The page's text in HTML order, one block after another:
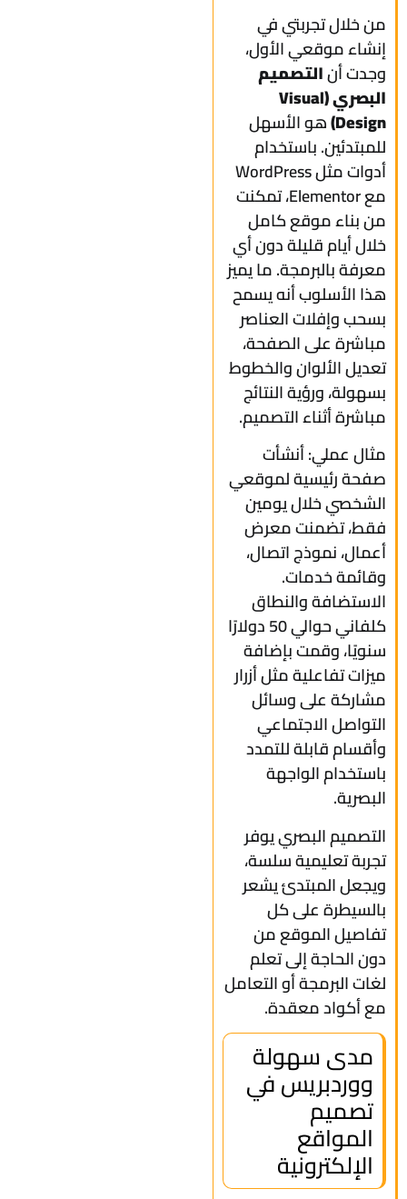
من خلال تجربتي في
إنشاء موقعي الأول،
وجدت أنالتصميم
البصري (Visual
Design) هو الأسهل
للمبتدئين. باستخدام
أدوات مثل WordPress
مع Elementor، تمكنت
من بناء موقع كامل
خلال أيام قليلة دون أي
معرفة بالبرمجة. ما يميز
هذا الأسلوب أنه يسمح
بسحب وإفلات العناصر
مباشرة على الصفحة،
تعديل الألوان والخطوط
بسهولة، ورؤية النتائج
مباشرة أثناء التصميم.
مثال عملي: أنشأت
صفحة رئيسية لموقعي
الشخصي خلال يومين
فقط، تضمنت معرض
أعمال، نموذج اتصال،
وقائمة خدمات.
الاستضافة والنطاق
كلفاني حوالي 50 دولارًا
سنويًا، وقمت بإضافة
ميزات تفاعلية مثل أزرار
مشاركة على وسائل
التواصل الاجتماعي
وأقسام قابلة للتمدد
باستخدام الواجهة
البصرية.
التصميم البصري يوفر
تجربة تعليمية سلسة،
ويجعل المبتدئ يشعر
بالسيطرة على كل
تفاصيل الموقع من
دون الحاجة إلى تعلم
لغات البرمجة أو التعامل
مع أكواد معقدة.
مدى سهولة
ووردبريس في
تصميم
المواقع
الإلكترونية